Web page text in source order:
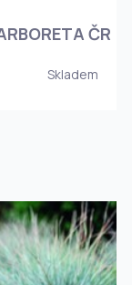
ČR
Skladem